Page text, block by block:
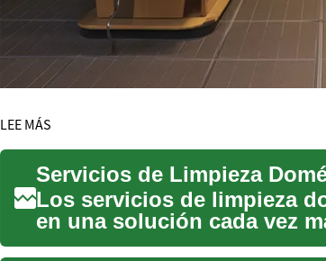
LEE MÁS
Los servicios de limpieza
en una solución cada vez
hogares limp...